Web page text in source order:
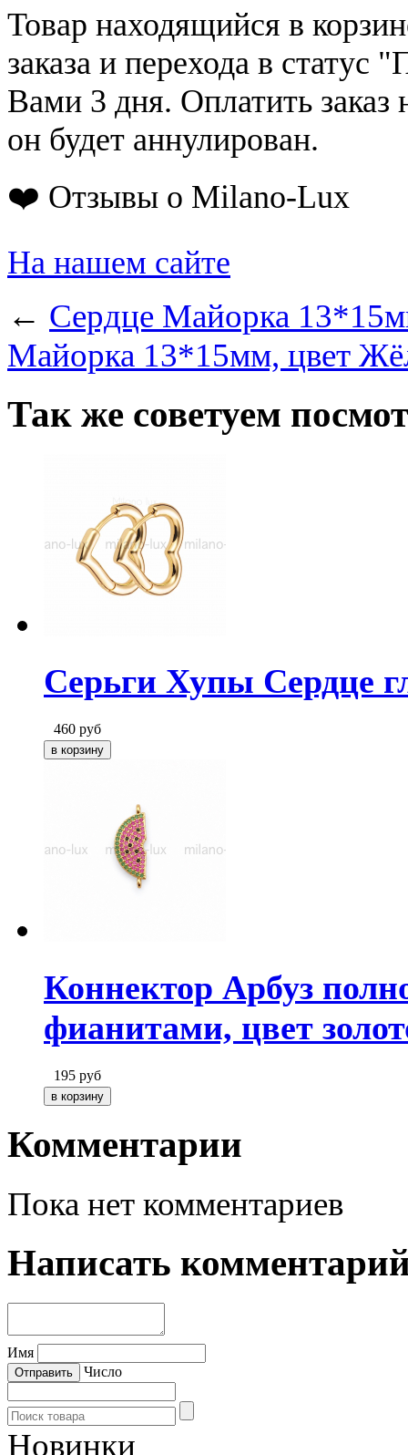
Товар находящийся в
заказа и перехода в статус
Вами 3 дня. Оплатить заказ
он будет аннулирован.
❤️ Отзывы о Milano-Lux
На нашем сайте
← Сердце Майорка
Майорка 13*15мм, цвет
Так же советуем
Серьги Хупы Сердце
460 руб
Коннектор Арбуз
фианитами, цвет
195 руб
Комментарии
Пока нет комментариев
Написать
Имя
Число
Новинки